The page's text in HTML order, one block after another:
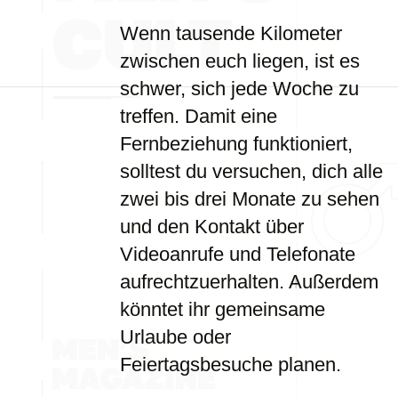
Wenn tausende Kilometer
zwischen euch liegen, ist es
schwer, sich jede Woche zu
treffen. Damit eine
Fernbeziehung funktioniert,
solltest du versuchen, dich alle
zwei bis drei Monate zu sehen
und den Kontakt über
Videoanrufe und Telefonate
aufrechtzuerhalten. Außerdem
könntet ihr gemeinsame
Urlaube oder
Feiertagsbesuche planen.